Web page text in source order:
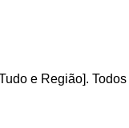
e Região].